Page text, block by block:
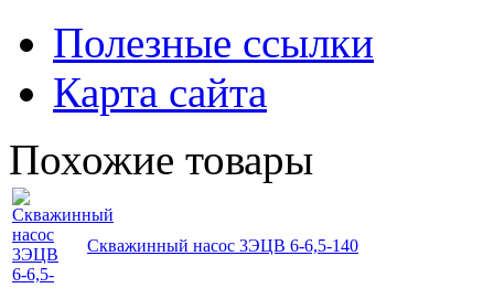
Полезные ссылки
Карта сайта
Похожие товары
Скважинный насос 3ЭЦВ 6-6,5-140